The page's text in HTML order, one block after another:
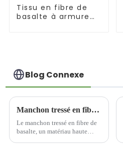
Tissu en fibre de
basalte à armure
Blog Connexe
Manchon tressé en fibre de basalte : matériau de protection industriel haute performance fabriqué à partir de roche volcanique naturelle
Le manchon tressé en fibre de
basalte, un matériau haute